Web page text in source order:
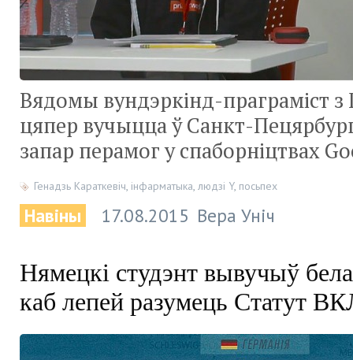
Вядомы вундэркінд-праграміст
цяпер вучыцца ў Санкт-
запар перамог у спаборніцтвах
Генадзь Караткевіч, інфарматыка, людзі Y, посьпех
Навіны 17.08.2015 Вера Уніч
Нямецкі студэнт вывучыў
каб лепей разумець Статут